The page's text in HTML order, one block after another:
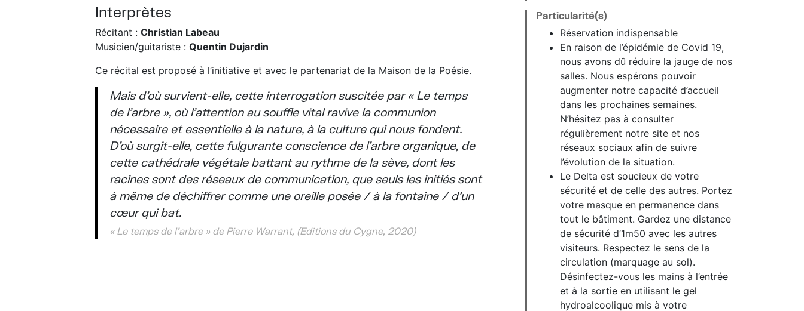
Interprètes
Récitant : Christian Labeau
Musicien/guitariste : Quentin Dujardin
Ce récital est proposé à l’initiative et avec le partenariat de la Maison de la Poésie.
Mais d’où survient-elle, cette interrogation suscitée par « Le temps
de l’arbre », où l’attention au souffle vital ravive la communion
nécessaire et essentielle à la nature, à la culture qui nous fondent.
D’où surgit-elle, cette fulgurante conscience de l’arbre organique, de
cette cathédrale végétale battant au rythme de la sève, dont les
racines sont des réseaux de communication, que seuls les initiés sont
à même de déchiffrer comme une oreille posée / à la fontaine / d’un
cœur qui bat.
« Le temps de l’arbre » de Pierre Warrant, (Editions du Cygne, 2020)
Particularité(s)
Réservation indispensable
En raison de l’épidémie de Covid 19,
nous avons dû réduire la jauge de nos
salles. Nous espérons pouvoir
augmenter notre capacité d’accueil
dans les prochaines semaines.
N’hésitez pas à consulter
régulièrement notre site et nos
réseaux sociaux afin de suivre
l’évolution de la situation.
Le Delta est soucieux de votre
sécurité et de celle des autres. Portez
votre masque en permanence dans
tout le bâtiment. Gardez une distance
de sécurité d’1m50 avec les autres
visiteurs. Respectez le sens de la
circulation (marquage au sol).
Désinfectez-vous les mains à l’entrée
et à la sortie en utilisant le gel
hydroalcoolique mis à votre